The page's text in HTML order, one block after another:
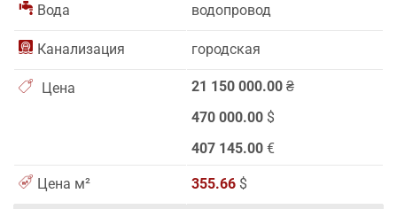
Вода водопровод
Канализация городская
Цена 21 150 000.00 ₴
470 000.00 $
407 145.00 €
Цена м² 355.66 $